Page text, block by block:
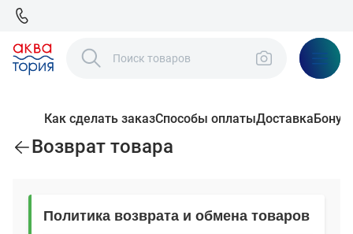
Как сделать заказСпособы оплатыДоставка
Возврат товара
Политика возврата и обмена товаров